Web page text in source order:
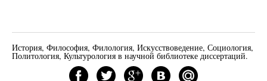
История, Философия, Филология, Искусствоведение, Социология,
Политология, Культурология в научной библиотеке диссертаций.